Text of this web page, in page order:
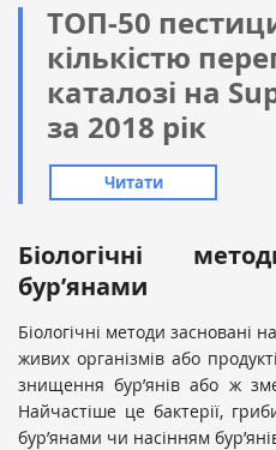
ТОП-50
кількістю
каталозі на
за 2018 рік
Читати
Біологічні
бур’янами
Біологічні методи засновані
живих організмів або
знищення бур’янів або ж
Найчастіше це бактерії,
бур’янами чи насінням